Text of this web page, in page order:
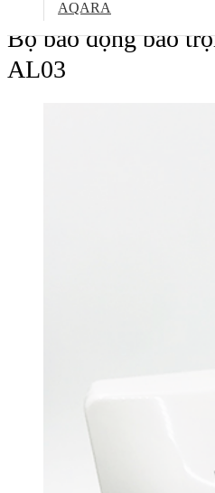
AQARA
Bộ báo động báo
AL03